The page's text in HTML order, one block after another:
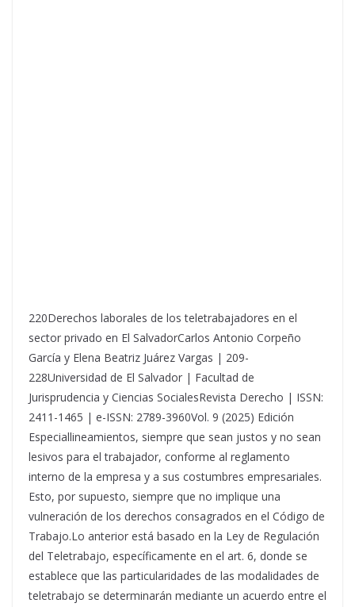
220Derechos laborales de los teletrabajadores en el
sector privado en El SalvadorCarlos Antonio Corpeño
García y Elena Beatriz Juárez Vargas | 209-
228Universidad de El Salvador | Facultad de
Jurisprudencia y Ciencias SocialesRevista Derecho | ISSN:
2411-1465 | e-ISSN: 2789-3960Vol. 9 (2025) Edición
Especiallineamientos, siempre que sean justos y no sean
lesivos para el trabajador, conforme al reglamento
interno de la empresa y a sus costumbres empresariales.
Esto, por supuesto, siempre que no implique una
vulneración de los derechos consagrados en el Código de
Trabajo.Lo anterior está basado en la Ley de Regulación
del Teletrabajo, específicamente en el art. 6, donde se
establece que las particularidades de las modalidades de
teletrabajo se determinarán mediante un acuerdo entre el